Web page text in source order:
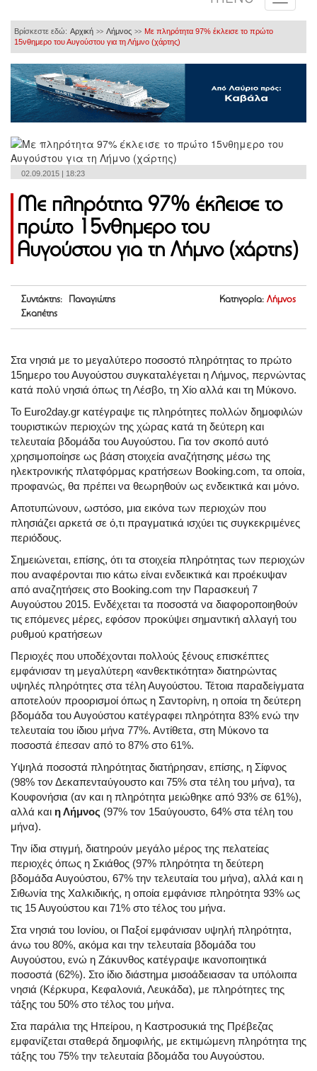
Βρίσκεστε εδώ: Αρχική >> Λήμνος >> Με πληρότητα 97% έκλεισε το πρώτο
15νθημερο του Αυγούστου για τη Λήμνο (χάρτης)
02.09.2015 | 18:23
Με πληρότητα 97% έκλεισε το
πρώτο 15νθημερο του
Αυγούστου για τη Λήμνο (χάρτης)
Συντάκτης: Παναγιώτης
Σκαπέτης
Κατηγορία: Λήμνος
Στα νησιά με το μεγαλύτερο ποσοστό πληρότητας το πρώτο
15ημερο του Αυγούστου συγκαταλέγεται η Λήμνος, περνώντας
κατά πολύ νησιά όπως τη Λέσβο, τη Χίο αλλά και τη Μύκονο.
Το Euro2day.gr κατέγραψε τις πληρότητες πολλών δημοφιλών
τουριστικών περιοχών της χώρας κατά τη δεύτερη και
τελευταία βδομάδα του Αυγούστου. Για τον σκοπό αυτό
χρησιμοποίησε ως βάση στοιχεία αναζήτησης μέσω της
ηλεκτρονικής πλατφόρμας κρατήσεων Booking.com, τα οποία,
προφανώς, θα πρέπει να θεωρηθούν ως ενδεικτικά και μόνο.
Αποτυπώνουν, ωστόσο, μια εικόνα των περιοχών που
πλησιάζει αρκετά σε ό,τι πραγματικά ισχύει τις συγκεκριμένες
περιόδους.
Σημειώνεται, επίσης, ότι τα στοιχεία πληρότητας των περιοχών
που αναφέρονται πιο κάτω είναι ενδεικτικά και προέκυψαν
από αναζητήσεις στο Booking.com την Παρασκευή 7
Αυγούστου 2015. Ενδέχεται τα ποσοστά να διαφοροποιηθούν
τις επόμενες μέρες, εφόσον προκύψει σημαντική αλλαγή του
ρυθμού κρατήσεων
Περιοχές που υποδέχονται πολλούς ξένους επισκέπτες
εμφάνισαν τη μεγαλύτερη «ανθεκτικότητα» διατηρώντας
υψηλές πληρότητες στα τέλη Αυγούστου. Τέτοια παραδείγματα
αποτελούν προορισμοί όπως η Σαντορίνη, η οποία τη δεύτερη
βδομάδα του Αυγούστου κατέγραφει πληρότητα 83% ενώ την
τελευταία του ίδιου μήνα 77%. Αντίθετα, στη Μύκονο τα
ποσοστά έπεσαν από το 87% στο 61%.
Υψηλά ποσοστά πληρότητας διατήρησαν, επίσης, η Σίφνος
(98% τον Δεκαπενταύγουστο και 75% στα τέλη του μήνα), τα
Κουφονήσια (αν και η πληρότητα μειώθηκε από 93% σε 61%),
αλλά και η Λήμνος (97% τον 15αύγουστο, 64% στα τέλη του
μήνα).
Την ίδια στιγμή, διατηρούν μεγάλο μέρος της πελατείας
περιοχές όπως η Σκιάθος (97% πληρότητα τη δεύτερη
βδομάδα Αυγούστου, 67% την τελευταία του μήνα), αλλά και η
Σιθωνία της Χαλκιδικής, η οποία εμφάνισε πληρότητα 93% ως
τις 15 Αυγούστου και 71% στο τέλος του μήνα.
Στα νησιά του Ιονίου, οι Παξοί εμφάνισαν υψηλή πληρότητα,
άνω του 80%, ακόμα και την τελευταία βδομάδα του
Αυγούστου, ενώ η Ζάκυνθος κατέγραψε ικανοποιητικά
ποσοστά (62%). Στο ίδιο διάστημα μισοάδειασαν τα υπόλοιπα
νησιά (Κέρκυρα, Κεφαλονιά, Λευκάδα), με πληρότητες της
τάξης του 50% στο τέλος του μήνα.
Στα παράλια της Ηπείρου, η Καστροσυκιά της Πρέβεζας
εμφανίζεται σταθερά δημοφιλής, με εκτιμώμενη πληρότητα της
τάξης του 75% την τελευταία βδομάδα του Αυγούστου.